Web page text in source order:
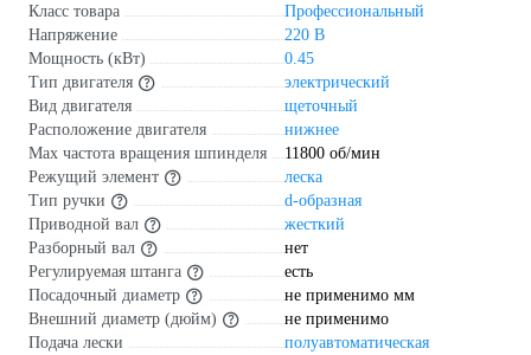
Класс товара
Профессиональный
Напряжение
220 В
Мощность (кВт)
0.45
Тип двигателя
электрический
Вид двигателя
щеточный
Расположение двигателя
нижнее
Max частота вращения шпинделя
11800 об/мин
Режущий элемент
леска
Тип ручки
d-образная
Приводной вал
жесткий
Разборный вал
нет
Регулируемая штанга
есть
Посадочный диаметр
не применимо мм
Внешний диаметр (дюйм)
не применимо
Подача лески
полуавтоматическая